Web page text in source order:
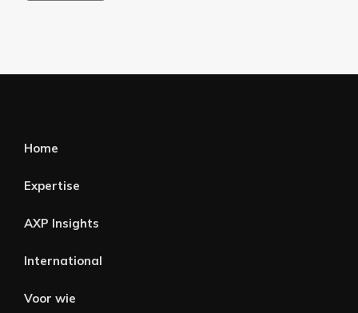
Home
Expertise
AXP Insights
International
Voor wie